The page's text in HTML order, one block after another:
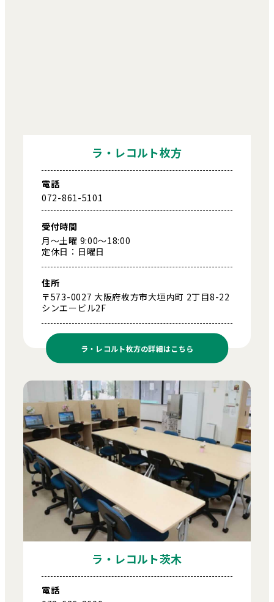
ラ・レコルト枚方
電話
072-861-5101
受付時間
月～土曜 9:00～18:00
定休日：日曜日
住所
〒573-0027 大阪府枚方市大垣内町 2丁目8-22
シンエービル2F
ラ・レコルト枚方の詳細はこちら
ラ・レコルト茨木
電話